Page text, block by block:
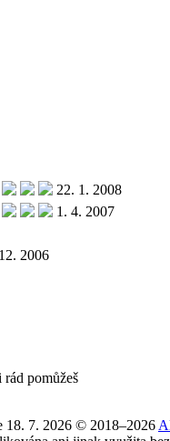
22. 1. 2008
1. 4. 2007
2006
pomůžeš
18. 7. 2026 © 2018–2026